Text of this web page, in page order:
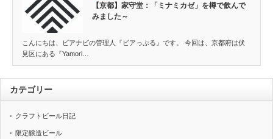
【京都】家守堂：「ミナミカゼ」を樽で飲んで
みました～
こんにちは、ビアナビの管理人『ビアっぷる』です。 今回は、京都府は伏
見区にある『Yamori…
カテゴリー
クラフトビール日記
限定醸造ビール